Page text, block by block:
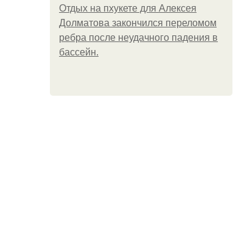
Отдых на пхукете для Алексея
Долматова закончился переломом
ребра после неудачного падения в
бассейн.